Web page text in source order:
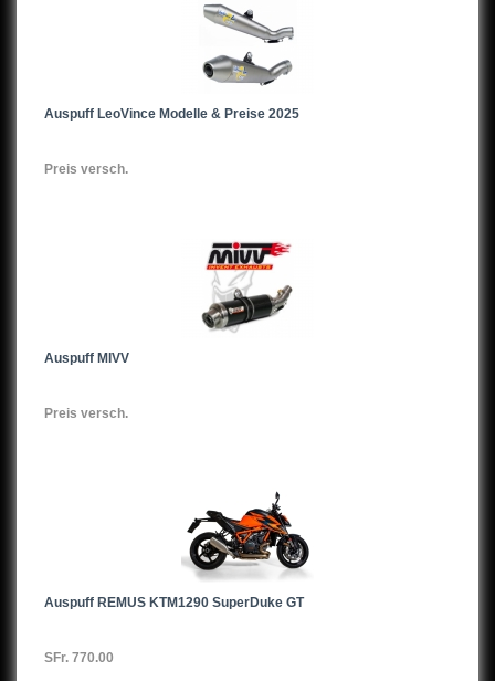
Auspuff LeoVince Modelle & Preise 2025
Preis versch.
Auspuff MIVV
Preis versch.
Auspuff REMUS KTM1290 SuperDuke GT
SFr. 770.00